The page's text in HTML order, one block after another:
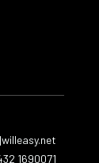
1690071